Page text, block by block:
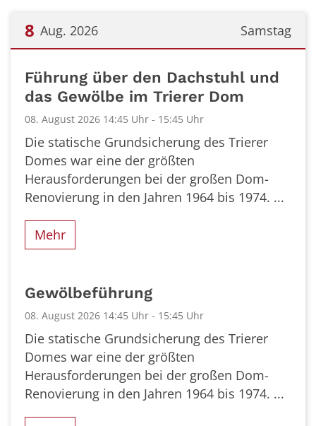
Samstag
8 Aug. 2026
Führung über den Dachstuhl und
das Gewölbe im Trierer Dom
08. August 2026 14:45 Uhr - 15:45 Uhr
Die statische Grundsicherung des Trierer
Domes war eine der größten
Herausforderungen bei der großen Dom-
Renovierung in den Jahren 1964 bis 1974. ...
Mehr
Gewölbeführung
08. August 2026 14:45 Uhr - 15:45 Uhr
Die statische Grundsicherung des Trierer
Domes war eine der größten
Herausforderungen bei der großen Dom-
Renovierung in den Jahren 1964 bis 1974. ...